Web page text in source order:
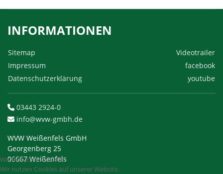
INFORMATIONEN
Sitemap
Videotrailer
Impressum
facebook
Datenschutzerklärung
youtube
03443 2924-0
info@wvw-gmbh.de
WVW Weißenfels GmbH
Georgenberg 25
06667 Weißenfels
Wir benutzen Cookies
Wir nutzen Cookies auf unserer Website.